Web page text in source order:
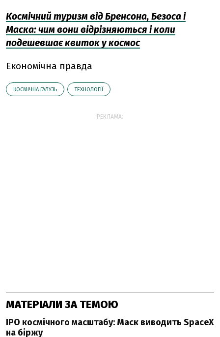
Космічний туризм від Бренсона, Безоса і
Маска: чим вони відрізняються і коли
подешевшає квиток у космос
Економічна правда
КОСМІЧНА ГАЛУЗЬ ТЕХНОЛОГІЇ
РЕКЛАМА:
МАТЕРІАЛИ ЗА ТЕМОЮ
IPO космічного масштабу: Маск виводить SpaceX
на біржу